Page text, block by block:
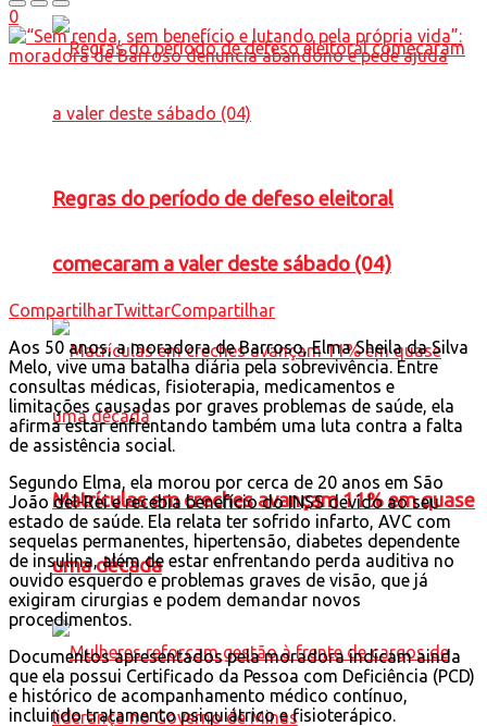
Regras do período de defeso eleitoral
comecaram a valer deste sábado (04)
Matrículas em creches avançam 11% em quase
uma década
0
CompartilharTwittarCompartilhar
Aos 50 anos, a moradora de Barroso, Elma Sheila da Silva
Melo, vive uma batalha diária pela sobrevivência. Entre
consultas médicas, fisioterapia, medicamentos e
limitações causadas por graves problemas de saúde, ela
afirma estar enfrentando também uma luta contra a falta
de assistência social.
Segundo Elma, ela morou por cerca de 20 anos em São
João del-Rei e recebia benefício do INSS devido ao seu
estado de saúde. Ela relata ter sofrido infarto, AVC com
sequelas permanentes, hipertensão, diabetes dependente
de insulina, além de estar enfrentando perda auditiva no
ouvido esquerdo e problemas graves de visão, que já
exigiram cirurgias e podem demandar novos
procedimentos.
Documentos apresentados pela moradora indicam ainda
que ela possui Certificado da Pessoa com Deficiência (PCD)
e histórico de acompanhamento médico contínuo,
incluindo tratamento psiquiátrico e fisioterápico.